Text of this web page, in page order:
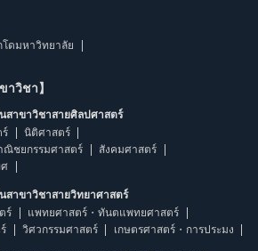
โดมหาวิทยาลัย
าวิชา】
สาขาวิชาสายศิลปศาสตร์
นิติศาสตร์
ณิชยกรรมศาสตร์
สังคมศาสตร์
ศ
สาขาวิชาสายวิทยาศาสตร์
ร์
แพทยศาสตร์・ทันตแพทยศาสตร์
วิศวกรรมศาสตร์ เกษตรศาสตร์・การประมง